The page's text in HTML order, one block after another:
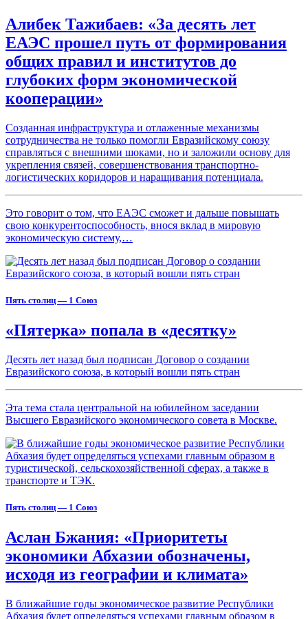
Алибек Тажибаев: «За десять лет
ЕАЭС прошел путь от формирования
общих правил и институтов до
глубоких форм экономической
кооперации»
Созданная инфраструктура и отлаженные механизмы
сотрудничества не только помогли Евразийскому союзу
справляться с внешними шоками, но и заложили основу для
укрепления связей, совершенствования транспортно-
логистических коридоров и наращивания потенциала.
Это говорит о том, что ЕАЭС сможет и дальше повышать
свою конкурентоспособность, внося вклад в мировую
экономическую систему,…
Пять столиц — 1 Союз
«Пятерка» попала в «десятку»
Десять лет назад был подписан Договор о создании
Евразийского союза, в который вошли пять стран
Эта тема стала центральной на юбилейном заседании
Высшего Евразийского экономического совета в Москве.
Пять столиц — 1 Союз
Аслан Бжания: «Приоритеты
экономики Абхазии обозначены,
исходя из географии и климата»
В ближайшие годы экономическое развитие Республики
Абхазия будет определяться успехами главным образом в